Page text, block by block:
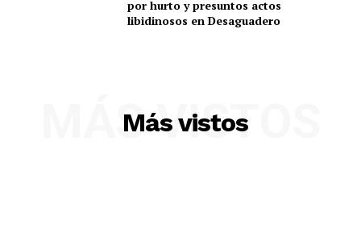
por hurto y presuntos actos
libidinosos en Desaguadero
Más vistos
MÁS VISTOS